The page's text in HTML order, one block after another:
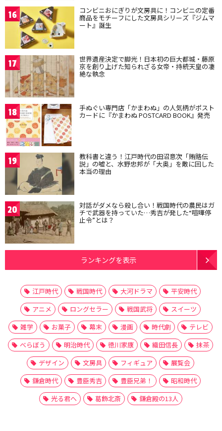
16 コンビニおにぎりが文房具に！コンビニの定番
商品をモチーフにした文房具シリーズ『ジムマ
ート』誕生
17 世界遺産決定で脚光！日本初の巨大都城・藤原
京を創り上げた知られざる女帝・持統天皇の凄
絶な執念
18 手ぬぐい専門店「かまわぬ」の人気柄がポスト
カードに『かまわぬ POSTCARD BOOK』発売
19 教科書と違う！江戸時代の田沼意次「賄賂伝
説」の嘘と、水野忠邦が「大奥」を敵に回した
本当の理由
20 対話がダメなら殺し合い！戦国時代の農民はガ
チで武器を持っていた…秀吉が発した“喧嘩停
止令”とは？
ランキングを表示
江戸時代 戦国時代 大河ドラマ
平安時代
アニメ
ロングセラー 戦国武将
スイーツ
雑学
お菓子 幕末 漫画 時代劇
テレビ
べらぼう
明治時代 徳川家康 織田信長
抹茶
デザイン
文房具 フィギュア
展覧会
鎌倉時代
豊臣秀吉 豊臣兄弟！
昭和時代
光る君へ
葛飾北斎 鎌倉殿の13人